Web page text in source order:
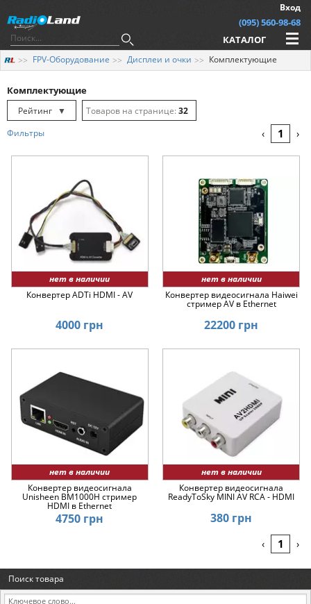
Вход
(095) 560-98-68
КАТАЛОГ
FPV-Оборудование Дисплеи и очки Комплектующие
Комплектующие
Рейтинг
▼
Рейтинг
▲
Цена ▼
32
Фильтры ‹ 1 ›
нет в наличии
Конвертер ADTi HDMI - AV
4000 грн
нет в наличии
Конвертер видеосигнала Haiwei
стример AV в Ethernet
22200 грн
нет в наличии
Конвертер видеосигнала
Unisheen BM1000H стример
HDMI в Ethernet
4750 грн
нет в наличии
Конвертер видеосигнала
ReadyToSky MINI AV RCA - HDMI
380 грн
‹ 1 ›
Поиск товара